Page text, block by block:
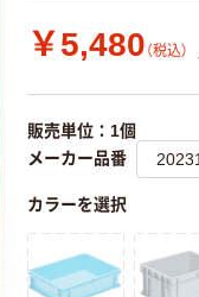
￥5,480 （税込）
販売単位：1個
メーカー品番
カラーを選択